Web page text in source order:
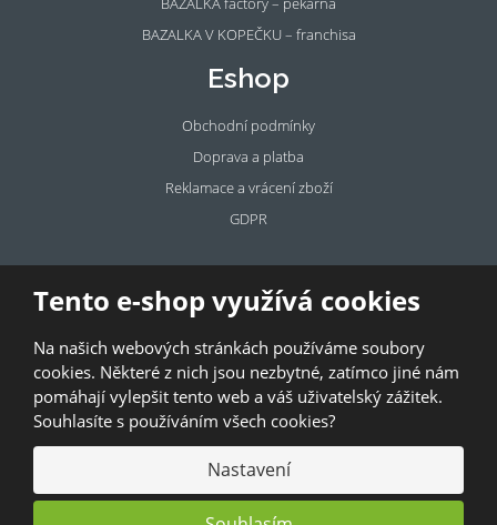
Tento e-shop využívá cookies
Na našich webových stránkách používáme soubory
cookies. Některé z nich jsou nezbytné, zatímco jiné nám
pomáhají vylepšit tento web a váš uživatelský zážitek.
Souhlasíte s používáním všech cookies?
Nastavení
BAZALKA V KOPEČKU – franchisa
Eshop
Obchodní podmínky
Doprava a platba
Reklamace a vrácení zboží
GDPR
Pronájem
prostor
Pronajměte si prostory u BAZALKY!
© 2026, Bazalka s.r.o.
GDPR |Kontakty |Obchodní podmínky |Mapa stránek